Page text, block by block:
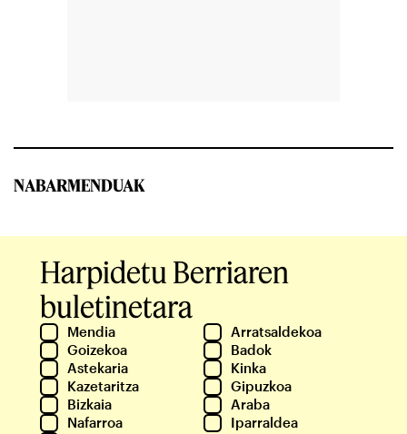
NABARMENDUAK
Harpidetu Berriaren
buletinetara
Mendia
Arratsaldekoa
Goizekoa
Badok
Astekaria
Kinka
Kazetaritza
Gipuzkoa
Bizkaia
Araba
Nafarroa
Iparraldea